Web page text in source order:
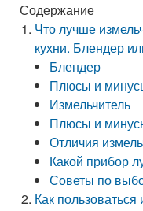
Содержание
Что лучше
кухни. Блендер
Блендер
Плюсы и
Измельчитель
Плюсы и
Отличия
Какой прибор
Советы по
Как